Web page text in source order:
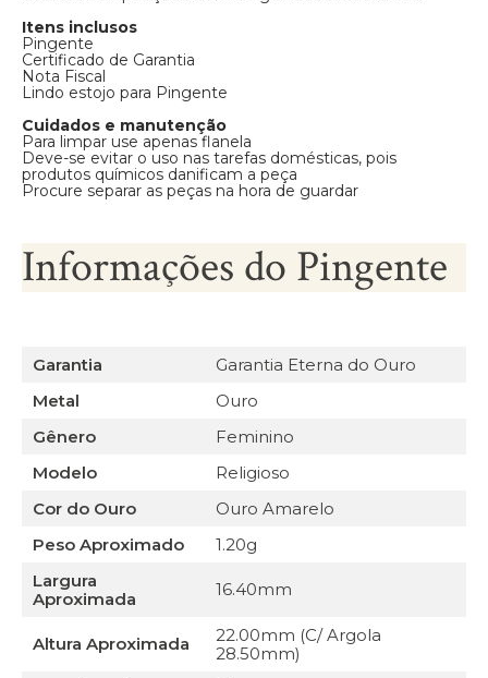
Itens inclusos
Pingente
Certificado de Garantia
Nota Fiscal
Lindo estojo para Pingente
Cuidados e manutenção
Para limpar use apenas flanela
Deve-se evitar o uso nas tarefas domésticas, pois
produtos químicos danificam a peça
Procure separar as peças na hora de guardar
Informações do Pingente
Garantia
Garantia Eterna do Ouro
Metal
Ouro
Gênero
Feminino
Modelo
Religioso
Cor do Ouro
Ouro Amarelo
Peso Aproximado
1.20g
Largura
Aproximada
16.40mm
Altura Aproximada
22.00mm (C/ Argola
28.50mm)